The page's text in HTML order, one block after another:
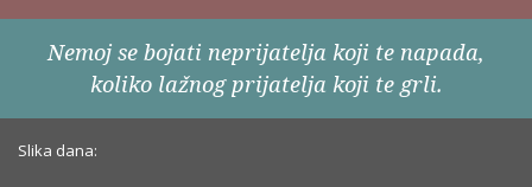
Nemoj se bojati neprijatelja koji te napada,
koliko lažnog prijatelja koji te grli.
Slika dana: